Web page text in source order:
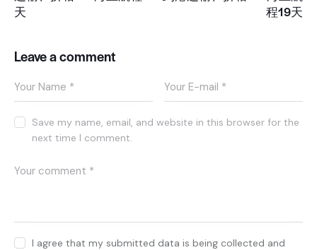
天
程19天
Leave a comment
Save my name, email, and website in this browser for the
next time I comment.
I agree that my submitted data is being collected and